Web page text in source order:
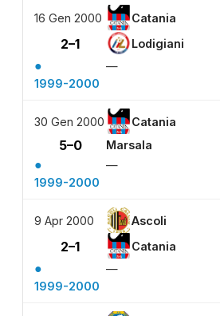
16 Gen 2000 Catania
2–1 Lodigiani
●
—
1999-2000
30 Gen 2000 Catania
5–0 Marsala
●
—
1999-2000
9 Apr 2000 Ascoli
2–1 Catania
●
—
1999-2000